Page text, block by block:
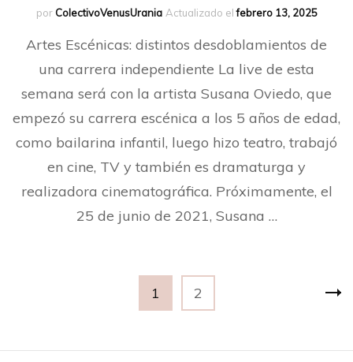
porColectivoVenusUrania Actualizado elfebrero 13, 2025
Artes Escénicas: distintos desdoblamientos de
una carrera independiente La live de esta
semana será con la artista Susana Oviedo, que
empezó su carrera escénica a los 5 años de edad,
como bailarina infantil, luego hizo teatro, trabajó
en cine, TV y también es dramaturga y
realizadora cinematográfica. Próximamente, el
25 de junio de 2021, Susana …
Página
1 Página
2